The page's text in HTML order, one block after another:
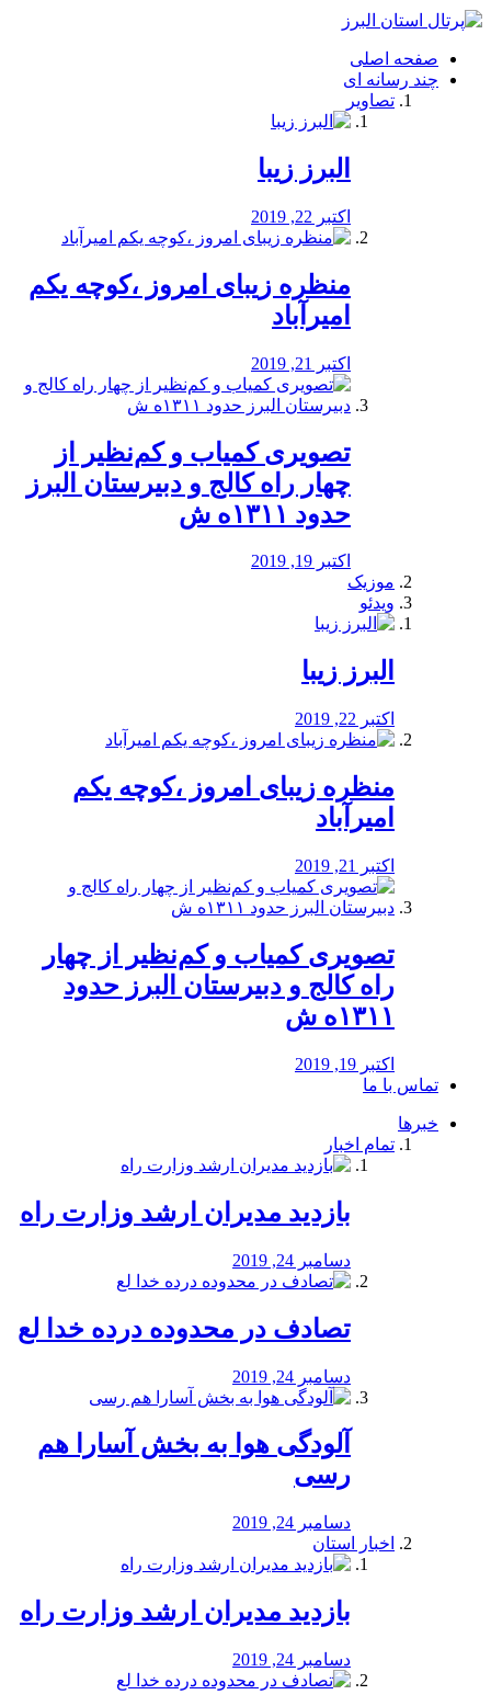
فصد
شرق
تهران
خشکشویی
صفحه اصلی
چند رسانه ای
تصاویر
البرز زیبا
اکتبر 22, 2019
منظره‌‌ زیبای امروز ،کوچه یکم
امیرآباد
اکتبر 21, 2019
️تصویری کمیاب و کم‌نظیر از
چهار راه كالج و دبيرستان البرز
حدود ۱۳۱۱ه ش
اکتبر 19, 2019
موزیک
ویدئو
البرز زیبا
اکتبر 22, 2019
منظره‌‌ زیبای امروز ،کوچه یکم
امیرآباد
اکتبر 21, 2019
️تصویری کمیاب و کم‌نظیر از چهار
راه كالج و دبيرستان البرز حدود
۱۳۱۱ه ش
اکتبر 19, 2019
تماس با ما
خبرها
تمام اخبار
بازدید مدیران ارشد وزارت راه
دسامبر 24, 2019
تصادف در محدوده درده خدا لع
دسامبر 24, 2019
آلودگی هوا به بخش آسارا هم
رسی
دسامبر 24, 2019
اخبار استان
بازدید مدیران ارشد وزارت راه
دسامبر 24, 2019